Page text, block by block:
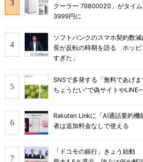
クーラー 79800020」がタイ
3999円に
ソフトバンクのスマホ契約数
長が反転の時期を語る ホッピ
すぎた」
SNSで多発する「無料であげ
ちょうだい”で偽サイトやLINE
Rakuten Linkに「AI通話要約機
者は追加料金なしで使える
「ドコモの銀行」きょう始動